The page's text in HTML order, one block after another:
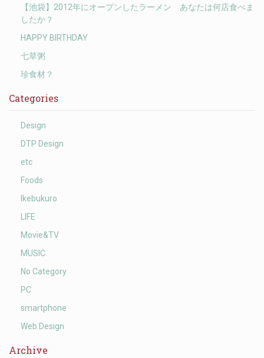
【池袋】2012年にオープンしたラーメン あなたは何店食べま
したか？
HAPPY BIRTHDAY
七草粥
珍食材？
Categories
Design
DTP Design
etc
Foods
Ikebukuro
LIFE
Movie&TV
MUSIC
No Category
PC
smartphone
Web Design
Archive